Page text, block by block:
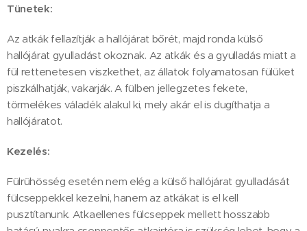
Tünetek:
Az atkák fellazítják a hallójárat bőrét, majd ronda külső
hallójárat gyulladást okoznak. Az atkák és a gyulladás miatt a
fül rettenetesen viszkethet, az állatok folyamatosan fülüket
piszkálhatják, vakarják. A fülben jellegzetes fekete,
törmelékes váladék alakul ki, mely akár el is dugíthatja a
hallójáratot.
Kezelés:
Fülrühösség esetén nem elég a külső hallójárat gyulladását
fülcseppekkel kezelni, hanem az atkákat is el kell
pusztítanunk. Atkaellenes fülcseppek mellett hosszabb